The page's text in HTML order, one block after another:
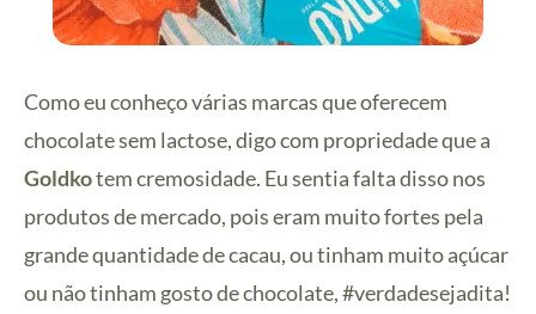
Como eu conheço várias marcas que oferecem
chocolate sem lactose, digo com propriedade que a
Goldkotem cremosidade. Eu sentia falta disso nos
produtos de mercado, pois eram muito fortes pela
grande quantidade de cacau, ou tinham muito açúcar
ou não tinham gosto de chocolate, #verdadesejadita!